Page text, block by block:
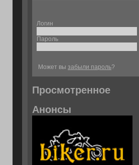
Логин
Пароль
Может вы забыли пароль?
Просмотренное
Анонсы